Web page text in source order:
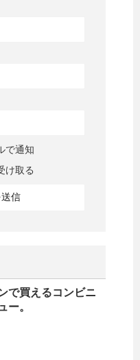
で通知
け取る
で買えるコンビニ
ー。